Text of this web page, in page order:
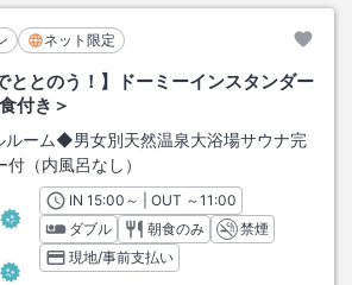
ネット限定
ととのう！】ドーミーインスタンダー
付き＞
ルーム◆男女別天然温泉大浴場サウナ完
付（内風呂なし）
INチェックイン
15:00 ～ | OUT チェックアウト
～11:00
ダブル
朝食のみ
禁煙
現地/事前支払い